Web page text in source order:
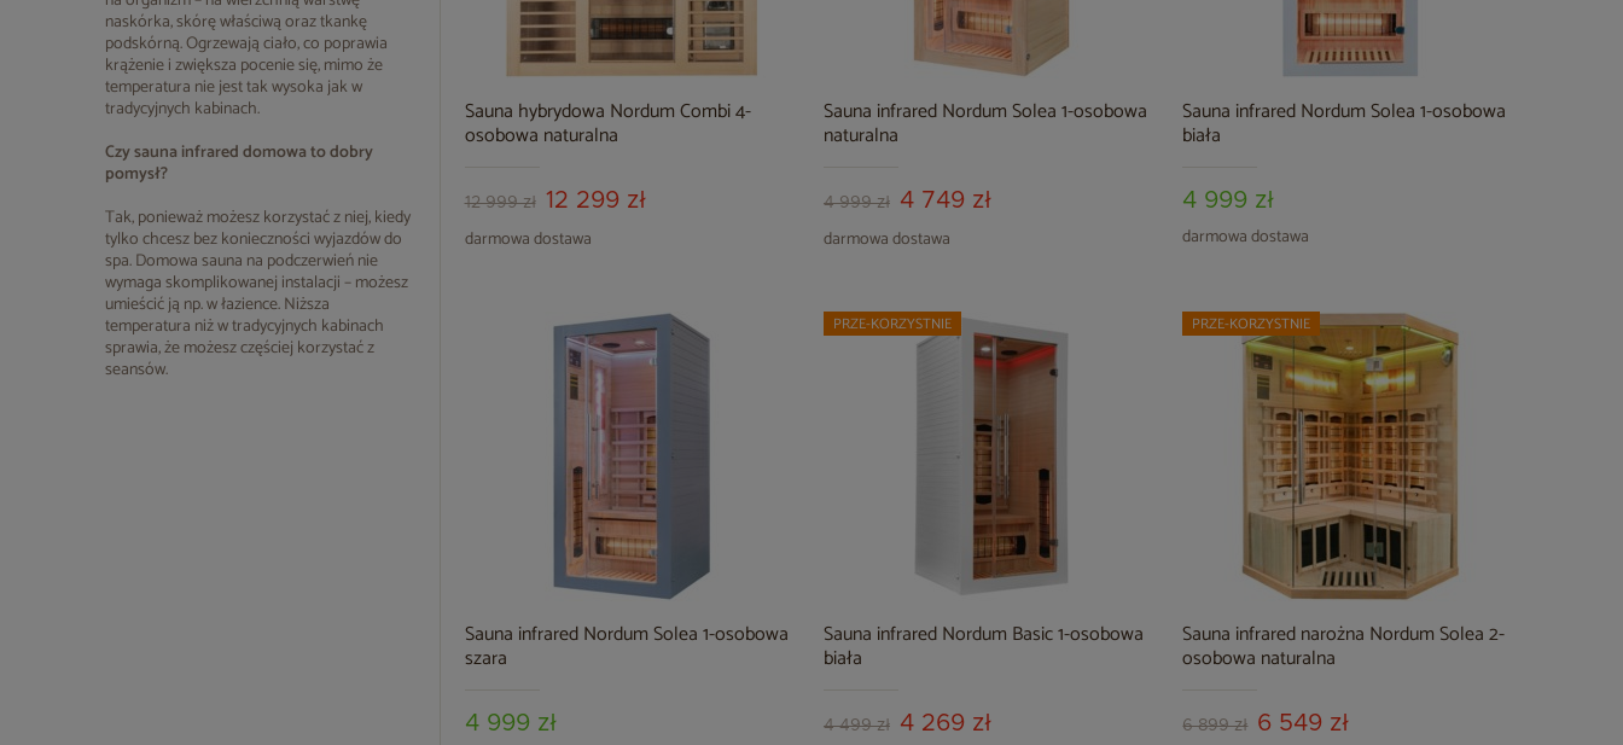
naskórka, skórę właściwą oraz tkankę
podskórną. Ogrzewają ciało, co poprawia
krążenie i zwiększa pocenie się, mimo że
temperatura nie jest tak wysoka jak w
tradycyjnych kabinach.
Czy sauna infrared domowa to dobry
pomysł?
Tak, ponieważ możesz korzystać z niej, kiedy
tylko chcesz bez konieczności wyjazdów do
spa. Domowa sauna na podczerwień nie
wymaga skomplikowanej instalacji – możesz
umieścić ją np. w łazience. Niższa
temperatura niż w tradycyjnych kabinach
sprawia, że możesz częściej korzystać z
seansów.
Sauna hybrydowa Nordum Combi 4-
osobowa naturalna
12 999 zł 12 299 zł
darmowa dostawa
Sauna infrared Nordum Solea 1-osobowa
naturalna
4 999 zł 4 749 zł
darmowa dostawa
Sauna infrared Nordum Solea 1-osobowa
biała
4 999 zł
darmowa dostawa
Sauna infrared Nordum Solea 1-osobowa
szara
4 999 zł
Sauna infrared Nordum Basic 1-osobowa
biała
4 499 zł 4 269 zł
PRZE-KORZYSTNIE
Sauna infrared narożna Nordum Solea 2-
osobowa naturalna
6 899 zł 6 549 zł
PRZE-KORZYSTNIE